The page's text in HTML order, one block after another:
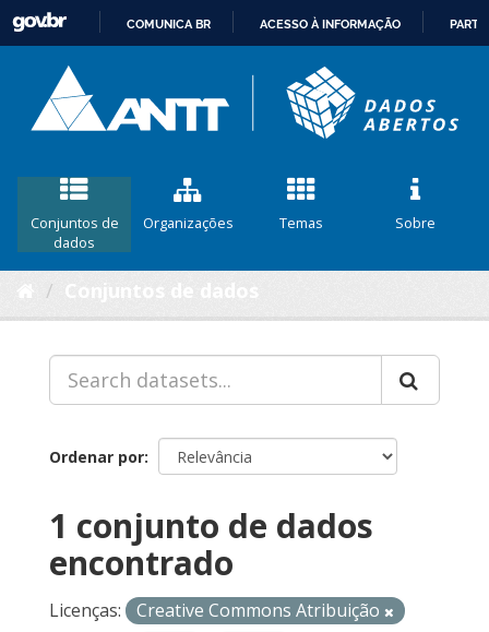
CONTEÚDO
COMUNICA BR ACESSO À INFORMAÇÃO
Conjuntos de
dados
Organizações Temas Sobre
Ordenar por
1 conjunto de dados
encontrado
Licenças:
Creative Commons Atribuição